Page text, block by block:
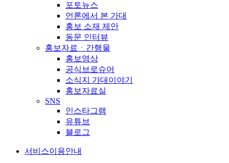
포토뉴스
언론에서 본 가대
홍보 소재 제안
동문 인터뷰
홍보자료ㆍ간행물
홍보영상
공식브로슈어
소식지 가대이야기
홍보자료실
SNS
인스타그램
유튜브
블로그
서비스이용안내